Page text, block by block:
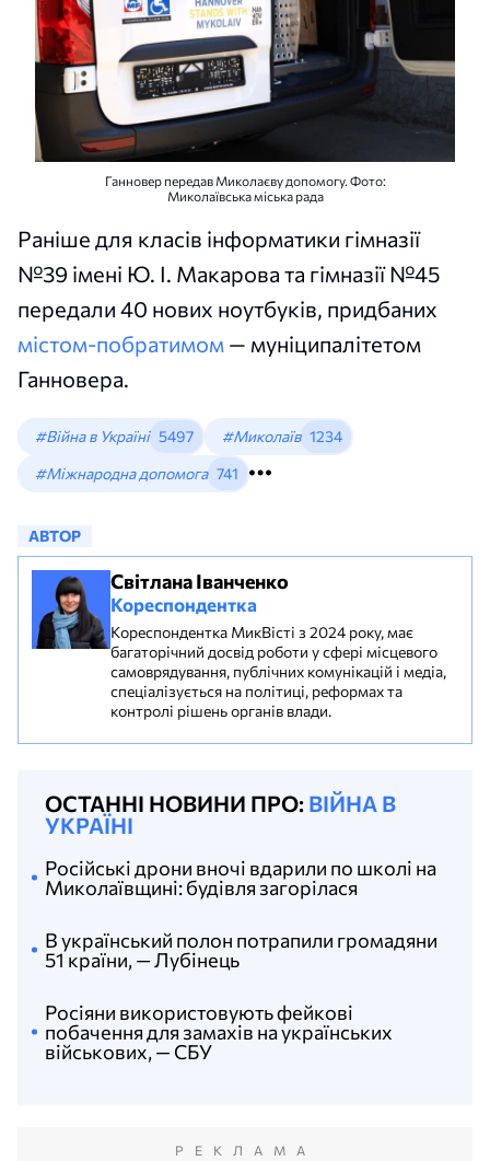
Ганновер передав Миколаєву допомогу. Фото:
Миколаївська міська рада
Раніше для класів інформатики гімназії
№39 імені Ю. І. Макарова та гімназії №45
передали 40 нових ноутбуків, придбаних
містом-побратимом — муніципалітетом
Ганновера.
#Війна в Україні 5497 #Миколаїв 1234
#Міжнародна допомога 741
АВТОР
Світлана Іванченко
Кореспондентка
Кореспондентка МикВісті з 2024 року, має
багаторічний досвід роботи у сфері місцевого
самоврядування, публічних комунікацій і медіа,
спеціалізується на політиці, реформах та
контролі рішень органів влади.
ОСТАННІ НОВИНИ ПРО: ВІЙНА В
УКРАЇНІ
Росіяни використовують фейкові
побачення для замахів на українських
військових, — СБУ
В український полон потрапили громадяни
51 країни, — Лубінець
Російські дрони вночі вдарили по школі на
Миколаївщині: будівля загорілася
РЕКЛАМА